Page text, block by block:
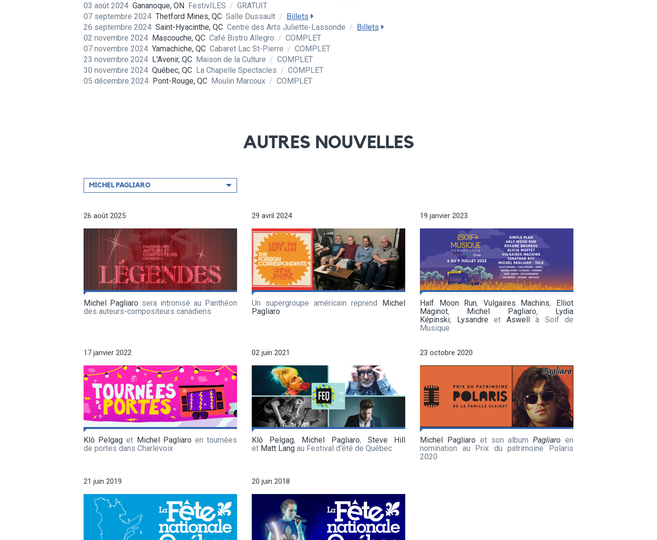
03 août 2024 Gananoque, ON FestivILES / GRATUIT
07 septembre 2024 Thetford Mines, QC Salle Dussault / Billets
26 septembre 2024 Saint-Hyacinthe, QC Centre des Arts Juliette-Lassonde / Billets
02 novembre 2024 Mascouche, QC Café Bistro Allegro / COMPLET
07 novembre 2024 Yamachiche, QC Cabaret Lac St-Pierre / COMPLET
23 novembre 2024 L'Avenir, QC Maison de la Culture / COMPLET
30 novembre 2024 Québec, QC La Chapelle Spectacles / COMPLET
05 décembre 2024 Pont-Rouge, QC Moulin Marcoux / COMPLET
AUTRES NOUVELLES
Filtrer
par
MICHEL PAGLIARO
26 août 2025
Michel Pagliaro sera intronisé au Panthéon
des auteurs-compositeurs canadiens
29 avril 2024
Un supergroupe américain reprend Michel
Pagliaro
19 janvier 2023
Half Moon Run, Vulgaires Machins, Elliot
Maginot, Michel Pagliaro, Lydia
Képinski, Lysandre et Aswellà Soif de
Musique
17 janvier 2022
Klô Pelgag et Michel Pagliaro en tournées
de portes dans Charlevoix
02 juin 2021
Klô Pelgag, Michel Pagliaro, Steve Hill
et Matt Lang au Festival d'été de Québec
23 octobre 2020
Michel Pagliaro et son albumPagliaro en
nomination au Prix du patrimoine Polaris
2020
21 juin 2019 20 juin 2018